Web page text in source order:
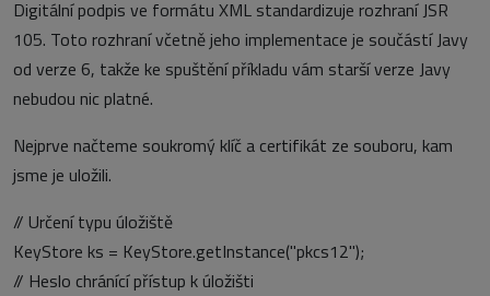
Digitální podpis ve formátu XML standardizuje rozhraní JSR
105. Toto rozhraní včetně jeho implementace je součástí Javy
od verze 6, takže ke spuštění příkladu vám starší verze Javy
nebudou nic platné.
Nejprve načteme soukromý klíč a certifikát ze souboru, kam
jsme je uložili.
// Určení typu úložiště
KeyStore ks = KeyStore.getInstance("pkcs12");
// Heslo chránící přístup k úložišti